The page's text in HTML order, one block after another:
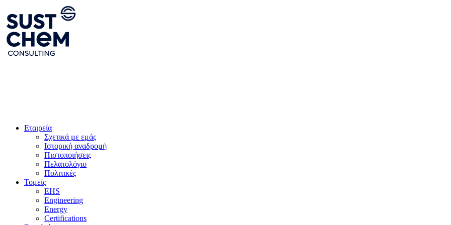
Eταιρεία
Σχετικά με εμάς
Ιστορική αναδρομή
Πιστοποιήσεις
Πελατολόγιο
Πολιτικές
Τομείς
EHS
Engineering
Energy
Certifications